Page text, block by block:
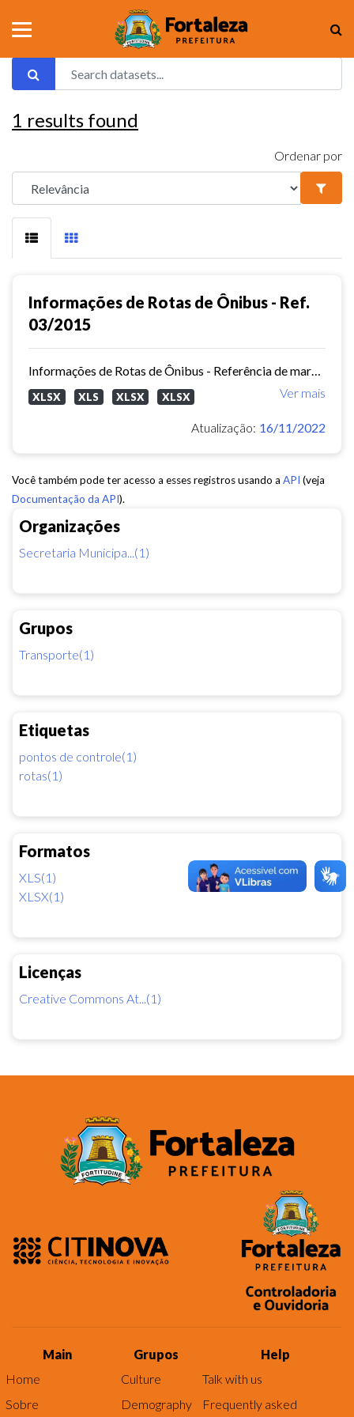
Organizações
Secretaria Municipa...(1)
Grupos
Transporte(1)
Etiquetas
pontos de controle(1)
rotas(1)
Formatos
XLS(1)
XLSX(1)
Licenças
Creative Commons At...(1)
1 results found
Ordenar por
Informações de Rotas de Ônibus - Ref.
03/2015
Ver mais
XLSX XLS XLSX XLSX
Atualização: 16/11/2022
Você também pode ter acesso a esses registros usando a API (veja
Documentação da API).
Main
Home
Sobre
Grupos
Culture
Demography
Help
Talk with us
Frequently asked